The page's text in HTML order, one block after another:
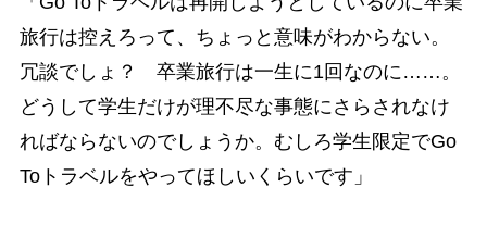
旅行は控えろって、ちょっと意味がわからない。
冗談でしょ？ 卒業旅行は一生に1回なのに……。
どうして学生だけが理不尽な事態にさらされなけ
ればならないのでしょうか。むしろ学生限定でGo
Toトラベルをやってほしいくらいです」